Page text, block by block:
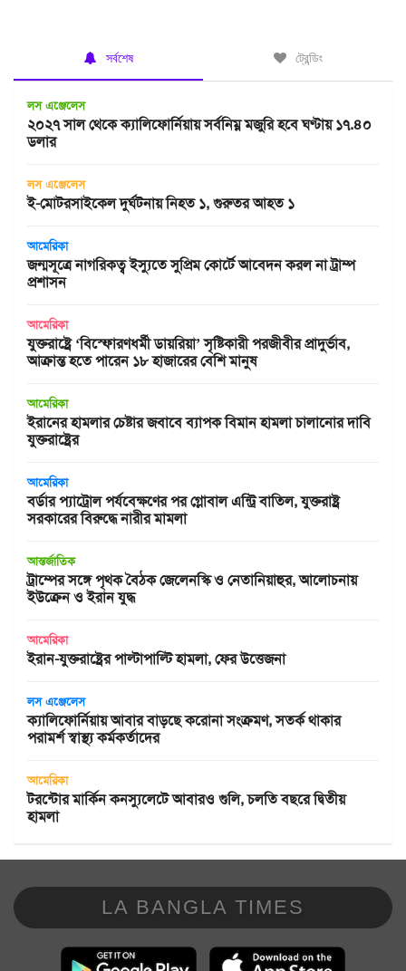
সর্বশেষ ট্রেন্ডিং
লস এঞ্জেলেস
২০২৭ সাল থেকে ক্যালিফোর্নিয়ায় সর্বনিম্ন মজুরি হবে ঘণ্টায় ১৭.৪০
ডলার
লস এঞ্জেলেস
ই-মোটরসাইকেল দুর্ঘটনায় নিহত ১, গুরুতর আহত ১
আমেরিকা
জন্মসূত্রে নাগরিকত্ব ইস্যুতে সুপ্রিম কোর্টে আবেদন করল না ট্রাম্প
প্রশাসন
আমেরিকা
যুক্তরাষ্ট্রে ‘বিস্ফোরণধর্মী ডায়রিয়া’ সৃষ্টিকারী পরজীবীর প্রাদুর্ভাব,
আক্রান্ত হতে পারেন ১৮ হাজারের বেশি মানুষ
আমেরিকা
ইরানের হামলার চেষ্টার জবাবে ব্যাপক বিমান হামলা চালানোর দাবি
যুক্তরাষ্ট্রের
আমেরিকা
বর্ডার প্যাট্রোল পর্যবেক্ষণের পর গ্লোবাল এন্ট্রি বাতিল, যুক্তরাষ্ট্র
সরকারের বিরুদ্ধে নারীর মামলা
আন্তর্জাতিক
ট্রাম্পের সঙ্গে পৃথক বৈঠক জেলেনস্কি ও নেতানিয়াহুর, আলোচনায়
ইউক্রেন ও ইরান যুদ্ধ
আমেরিকা
ইরান-যুক্তরাষ্ট্রের পাল্টাপাল্টি হামলা, ফের উত্তেজনা
লস এঞ্জেলেস
ক্যালিফোর্নিয়ায় আবার বাড়ছে করোনা সংক্রমণ, সতর্ক থাকার
পরামর্শ স্বাস্থ্য কর্মকর্তাদের
আমেরিকা
টরন্টোর মার্কিন কনস্যুলেটে আবারও গুলি, চলতি বছরে দ্বিতীয়
হামলা
LA BANGLA TIMES